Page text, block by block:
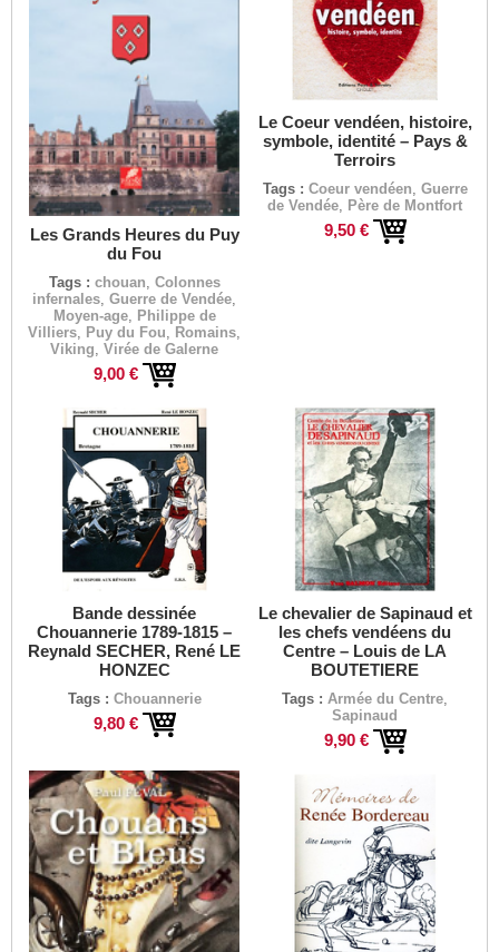
Les Grands Heures du Puy
du Fou
Tags : chouan Colonnes
infernales Guerre de Vendée
Moyen-age, Philippe de
Villiers Puy du Fou Romains
Viking Virée de Galerne
9,00 €
Le Coeur vendéen, histoire,
symbole, identité – Pays &
Terroirs
Tags : Coeur vendéen, Guerre
de Vendée, Père de Montfort
9,50 €
Bande dessinée
Chouannerie 1789-1815 –
Reynald SECHER, René LE
HONZEC
Tags : Chouannerie
9,80 €
Le chevalier de Sapinaud et
les chefs vendéens du
Centre – Louis de LA
BOUTETIERE
Tags : Armée du Centre,
Sapinaud
9,90 €